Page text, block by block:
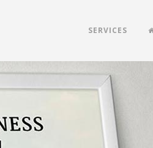
SERVICES